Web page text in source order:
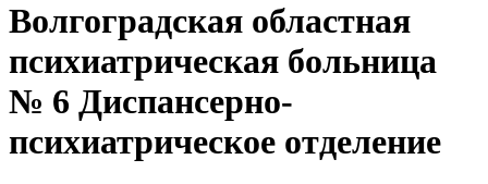
Волгоградская областная
психиатрическая больница
№ 6 Диспансерно-
психиатрическое отделение